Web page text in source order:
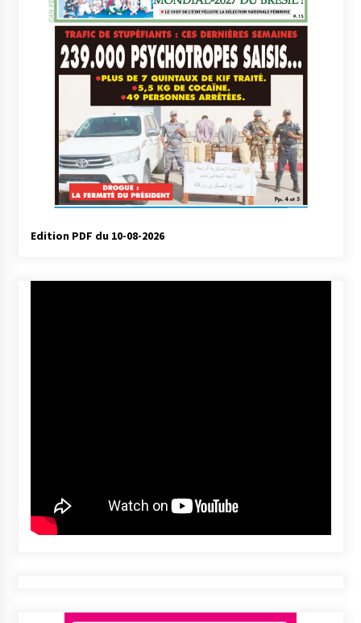
Droit à l’affiliation au régime national de
retraite : Coup d’envoi d’une campagne de
sensibilisation au profit de la communauté
nationale à l’étranger
3 semaines ago
Lancement d’une campagne nationale de
sensibilisation sur la lutte contre le travail
informel
3 semaines ago
Première voiture de course conçue et
fabriquée localement : Une équipe d’étudiants
algériens participe à une compétition
Edition PDF du 10-08-2026